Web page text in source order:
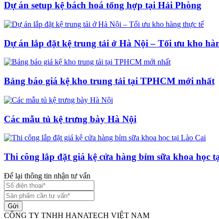
Dự án setup kệ bách hoá tổng hợp tại Hải Phòng
Dự án lắp đặt kệ trung tải ở Hà Nội – Tối ưu kho
Bảng báo giá kệ kho trung tải tại TPHCM mới nhất
Các mẫu tủ kệ trưng bày Hà Nội
Thi công lắp đặt giá kệ cửa hàng bỉm sữa khoa học
Để lại thông tin nhận tư vấn
Gửi
CÔNG TY TNHH HANATECH VIỆT NAM